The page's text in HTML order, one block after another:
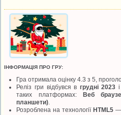
ІНФОРМАЦІЯ ПРО ГРУ:
Гра отримала оцінку 4.3 з 5,
Реліз гри відбувся в грудні 2023
таких платформах: Веб
планшети)
Розроблена на технології HTML5—